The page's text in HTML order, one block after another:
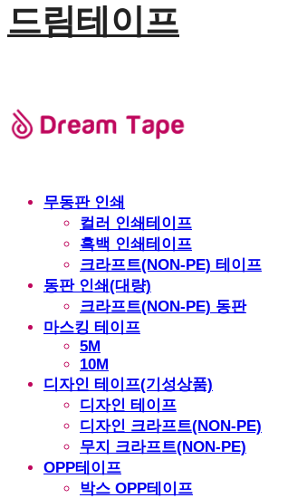
드림테이프
무동판 인쇄
컬러 인쇄테이프
흑백 인쇄테이프
크라프트(NON-PE) 테이프
동판 인쇄(대량)
크라프트(NON-PE) 동판
마스킹 테이프
5M
10M
디자인 테이프(기성상품)
디자인 테이프
디자인 크라프트(NON-PE)
무지 크라프트(NON-PE)
OPP테이프
박스 OPP테이프